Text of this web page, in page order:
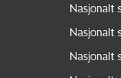
Nasjonalt
Nasjonalt
Nasjonalt